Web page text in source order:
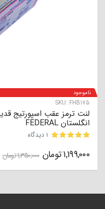
ناموجود
SKU: FHB175
لنت ترمز عقب اسپورتیج
انگلستان FEDERAL
مشتری
1 دیدگاه
1,199,000تومان 1,350,000تومان